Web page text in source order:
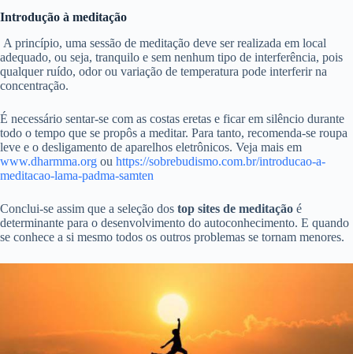
Introdução à meditação
A princípio, uma sessão de meditação deve ser realizada em local
adequado, ou seja, tranquilo e sem nenhum tipo de interferência, pois
qualquer ruído, odor ou variação de temperatura pode interferir na
concentração.
É necessário sentar-se com as costas eretas e ficar em silêncio durante
todo o tempo que se propôs a meditar. Para tanto, recomenda-se roupa
leve e o desligamento de aparelhos eletrônicos. Veja mais em
www.dharmma.org ou https://sobrebudismo.com.br/introducao-a-
meditacao-lama-padma-samten
Conclui-se assim que a seleção dos top sites de meditação é
determinante para o desenvolvimento do autoconhecimento. E quando
se conhece a si mesmo todos os outros problemas se tornam menores.